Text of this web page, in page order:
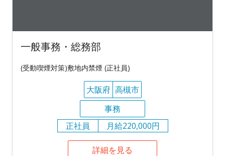
一般事務・総務部
(受動喫煙対策)敷地内禁煙 (正社員)
大阪府 高槻市
事務
正社員
月給220,000円
詳細を見る